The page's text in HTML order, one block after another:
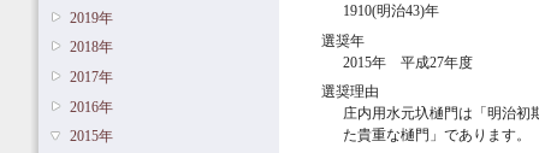
2019年
2018年
2017年
2016年
2015年
1910(明治43)年
選奨年
2015年 平成27年度
選奨理由
庄内用水元圦樋門は「明治初
た貴重な樋門」であります。